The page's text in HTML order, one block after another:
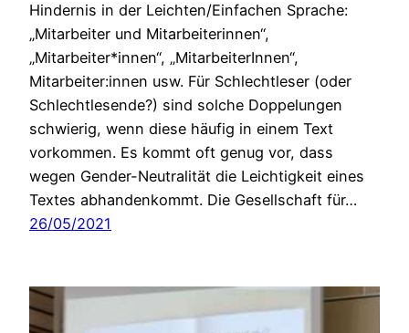
Hindernis in der Leichten/Einfachen Sprache:
„Mitarbeiter und Mitarbeiterinnen“,
„Mitarbeiter*innen“, „MitarbeiterInnen“,
Mitarbeiter:innen usw. Für Schlechtleser (oder
Schlechtlesende?) sind solche Doppelungen
schwierig, wenn diese häufig in einem Text
vorkommen. Es kommt oft genug vor, dass
wegen Gender-Neutralität die Leichtigkeit eines
Textes abhandenkommt. Die Gesellschaft für…
26/05/2021